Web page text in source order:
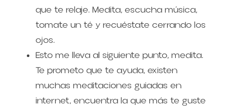
que te relaje. Medita, escucha música,
tomate un té y recuéstate cerrando los
ojos.
Esto me lleva al siguiente punto, medita.
Te prometo que te ayuda, existen
muchas meditaciones guiadas en
internet, encuentra la que más te guste